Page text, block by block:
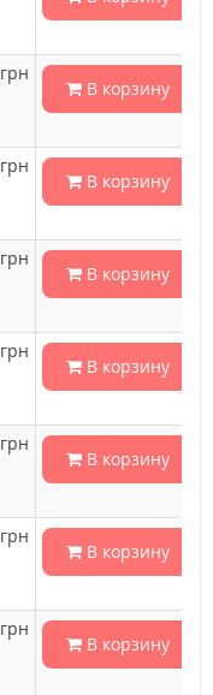
грн
В корзину
грн
В корзину
грн
В корзину
грн
В корзину
грн
В корзину
грн
В корзину
грн
В корзину